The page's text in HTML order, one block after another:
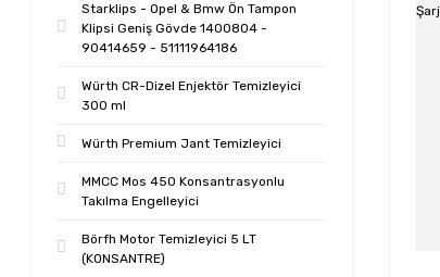
Starklips - Opel & Bmw Ön Tampon
Klipsi Geniş Gövde 1400804 -
90414659 - 51111964186
Würth CR-Dizel Enjektör Temizleyici
300 ml
Würth Premium Jant Temizleyici
MMCC Mos 450 Konsantrasyonlu
Takılma Engelleyici
Börfh Motor Temizleyici 5 LT
(KONSANTRE)